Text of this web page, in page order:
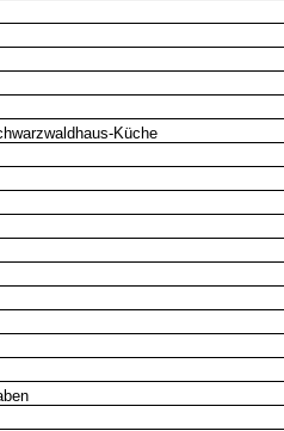
Küche